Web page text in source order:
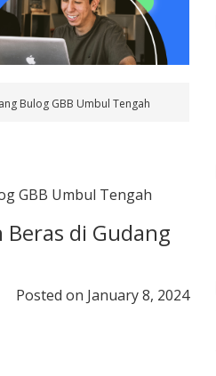
Bulog GBB Umbul Tengah
di Gudang
Posted on January 8, 2024